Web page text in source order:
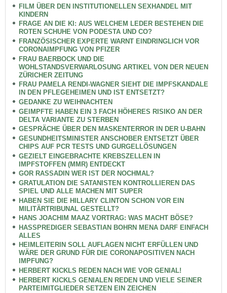
FILM ÜBER DEN INSTITUTIONELLEN SEXHANDEL MIT
KINDERN
FRAGE AN DIE KI: AUS WELCHEM LEDER BESTEHEN DIE
ROTEN SCHUHE VON PODESTA UND CO?
FRANZÖSISCHER EXPERTE WARNT EINDRINGLICH VOR
CORONAIMPFUNG VON PFIZER
FRAU BAERBOCK UND DIE
WOHLSTANDSVERWARLOSUNG ARTIKEL VON DER NEUEN
ZÜRICHER ZEITUNG
FRAU PAMELA RENDI-WAGNER SIEHT DIE IMPFSKANDALE
IN DEN PFLEGEHEIMEN UND IST ENTSETZT?
GEDANKE ZU WEIHNACHTEN
GEIMPFTE HABEN EIN 3 FACH HÖHERES RISIKO AN DER
DELTA VARIANTE ZU STERBEN
GESPRÄCHE ÜBER DEN MASKENTERROR IN DER U-BAHN
GESUNDHEITSMINISTER ANSCHOBER ENTSETZT ÜBER
CHIPS AUF PCR TESTS UND GURGELLÖSUNGEN
GEZIELT EINGEBRACHTE KREBSZELLEN IN
IMPFSTOFFEN (MMR) ENTDECKT
GOR RASSADIN WER IST DER NOCHMAL?
GRATULATION DIE SATANISTEN KONTROLLIEREN DAS
SPIEL UND ALLE MACHEN MIT SUPER
HABEN SIE DIE HILLARY CLINTON SCHON VOR EIN
MILITÄRTRIBUNAL GESTELLT?
HANS JOACHIM MAAZ VORTRAG: WAS MACHT BÖSE?
HASSPREDIGER SEBASTIAN BOHRN MENA DARF EINFACH
ALLES
HEIMLEITERIN SOLL AUFLAGEN NICHT ERFÜLLEN UND
WÄRE DER GRUND FÜR DIE CORONAPOSITIVEN NACH
IMPFUNG?
HERBERT KICKLS REDEN NACH WIE VOR GENIAL!
HERBERT KICKLS GENIALEN REDEN UND VIELE SEINER
PARTEIMITGLIEDER SETZEN EIN ZEICHEN